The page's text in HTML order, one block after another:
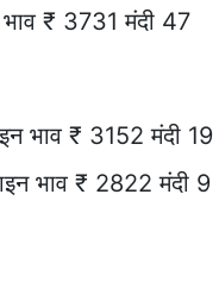
₹ 3731 मंदी 47
भाव ₹ 3152 मंदी 19
भाव ₹ 2822 मंदी 9